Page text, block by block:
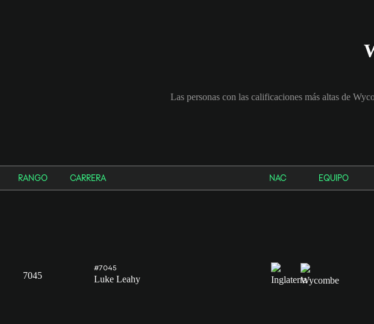
Las personas con las calificaciones más altas de
RANGO CARRERA NAC EQUIPO
7045
#7045
Luke Leahy